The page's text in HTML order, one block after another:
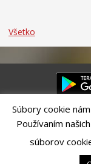
Všetko
Riešenie CITIO 2.0|
s.r.o.
Správca webového
armády 26, 97401
Súbory cookie
Používaním
súborov